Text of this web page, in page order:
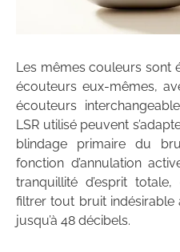
Les mêmes couleurs sont
écouteurs eux-mêmes,
écouteurs
LSR utilisé peuvent
blindage primaire du
fonction d’annulation
tranquillité d’esprit
filtrer tout bruit
jusqu’à 48 décibels.